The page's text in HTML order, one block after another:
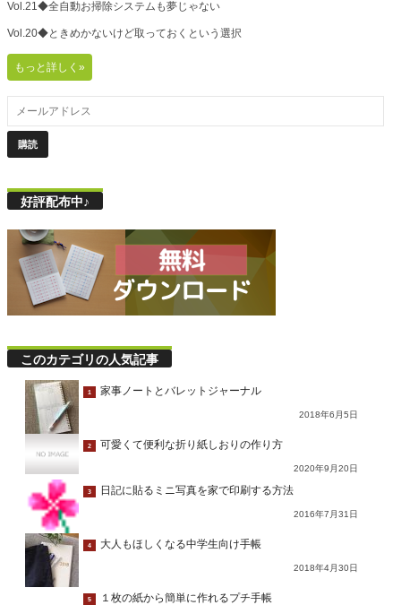
Vol.21◆全自動お掃除システムも夢じゃない
Vol.20◆ときめかないけど取っておくという選択
もっと詳しく»
好評配布中♪
このカテゴリの人気記事
1 家事ノートとバレットジャーナル
2018年6月5日
2 可愛くて便利な折り紙しおりの作り方
2020年9月20日
3 日記に貼るミニ写真を家で印刷する方法
2016年7月31日
4 大人もほしくなる中学生向け手帳
2018年4月30日
5 １枚の紙から簡単に作れるプチ手帳